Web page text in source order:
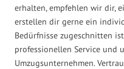
erhalten, empfehlen wir dir,
erstellen dir gerne ein
Bedürfnisse zugeschnitten
professionellen Service und
Umzugsunternehmen.